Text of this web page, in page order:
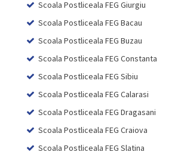
Scoala Postliceala FEG Giurgiu
Scoala Postliceala FEG Bacau
Scoala Postliceala FEG Buzau
Scoala Postliceala FEG Constanta
Scoala Postliceala FEG Sibiu
Scoala Postliceala FEG Calarasi
Scoala Postliceala FEG Dragasani
Scoala Postliceala FEG Craiova
Scoala Postliceala FEG Slatina